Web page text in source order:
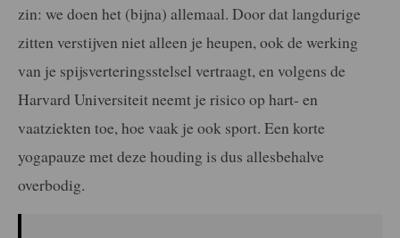
zin: we doen het (bijna) allemaal. Door dat langdurige
zitten verstijven niet alleen je heupen, ook de werking
van je spijsverteringsstelsel vertraagt, en volgens de
Harvard Universiteit neemt je risico op hart- en
vaatziekten toe, hoe vaak je ook sport. Een korte
yogapauze met deze houding is dus allesbehalve
overbodig.